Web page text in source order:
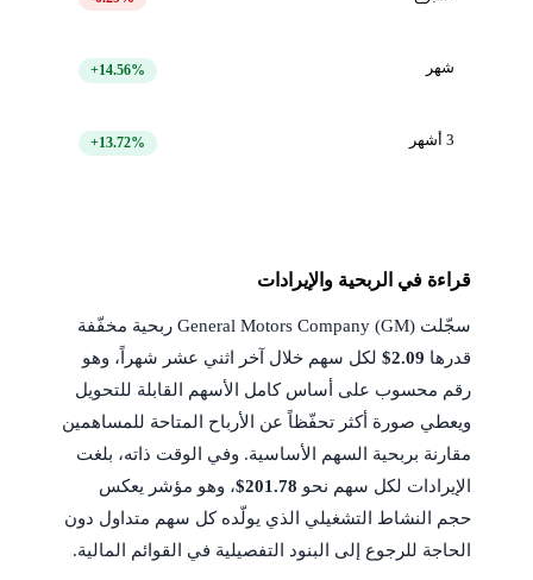
شهر +14.56%
3 أشهر +13.72%
قراءة في الربحية والإيرادات
سجّلت General Motors Company (GM) ربحية مخفّفة
قدرها $2.09لكل سهم خلال آخر اثني عشر شهراً، وهو
رقم محسوب على أساس كامل الأسهم القابلة للتحويل
ويعطي صورة أكثر تحفّظاً عن الأرباح المتاحة للمساهمين
مقارنة بربحية السهم الأساسية. وفي الوقت ذاته، بلغت
الإيرادات لكل سهم نحو $201.78، وهو مؤشر يعكس
حجم النشاط التشغيلي الذي يولّده كل سهم متداول دون
الحاجة للرجوع إلى البنود التفصيلية في القوائم المالية.